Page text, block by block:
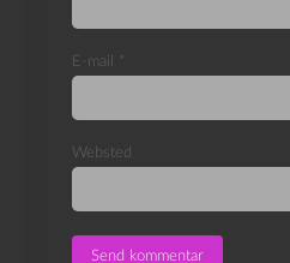
E-mail *
Websted